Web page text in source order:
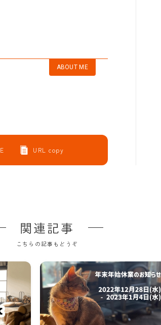
ABOUT ME
URL copy
関連記事
こちらの記事もどうぞ